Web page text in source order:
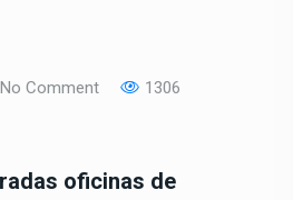
No Comment
1306
oficinas de